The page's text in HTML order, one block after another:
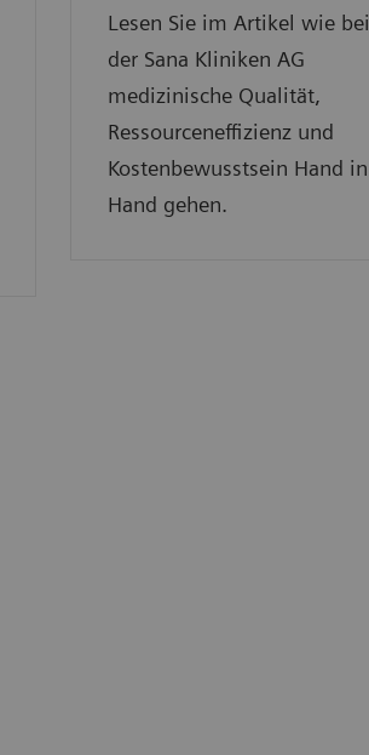
Lesen Sie im Artikel wie bei
der Sana Kliniken AG
medizinische Qualität,
Ressourceneffizienz und
Kostenbewusstsein Hand in
Hand gehen.